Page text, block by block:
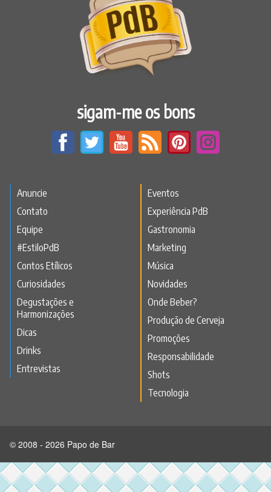
sigam-me os bons
Anuncie
Contato
Equipe
#EstiloPdB
Contos Etílicos
Curiosidades
Degustações e
Harmonizações
Dicas
Drinks
Entrevistas
Eventos
Experiência PdB
Gastronomia
Marketing
Música
Novidades
Onde Beber?
Produção de Cerveja
Promoções
Responsabilidade
Shots
Tecnologia
© 2008 - 2026 Papo de Bar